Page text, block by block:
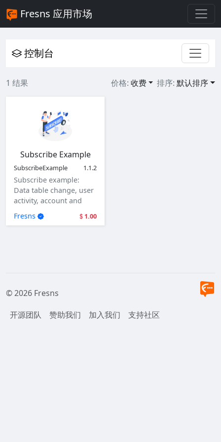
Fresns 应用市场
控制台
1 结果 价格: 收费 排序:默认排序
Subscribe Example
SubscribeExample 1.1.2
Subscribe example:
Data table change, user
activity, account and
user login.
Fresns 1.00
© 2026 Fresns
开源团队
赞助我们 加入我们 支持社区